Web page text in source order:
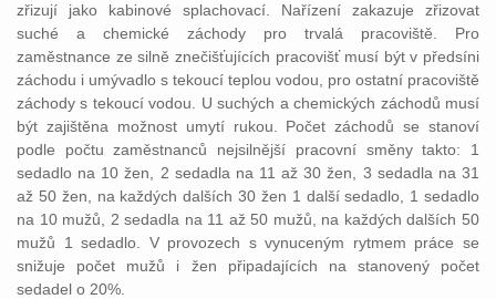
zřizují jako kabinové splachovací. Nařízení zakazuje zřizovat
suché a chemické záchody pro trvalá pracoviště. Pro
zaměstnance ze silně znečišťujících pracovišť musí být v předsíni
záchodu i umývadlo s tekoucí teplou vodou, pro ostatní pracoviště
záchody s tekoucí vodou. U suchých a chemických záchodů musí
být zajištěna možnost umytí rukou. Počet záchodů se stanoví
podle počtu zaměstnanců nejsilnější pracovní směny takto: 1
sedadlo na 10 žen, 2 sedadla na 11 až 30 žen, 3 sedadla na 31
až 50 žen, na každých dalších 30 žen 1 další sedadlo, 1 sedadlo
na 10 mužů, 2 sedadla na 11 až 50 mužů, na každých dalších 50
mužů 1 sedadlo. V provozech s vynuceným rytmem práce se
snižuje počet mužů i žen připadajících na stanovený počet
sedadel o 20%.